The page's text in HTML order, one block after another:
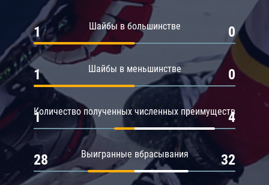
Шайбы в большинстве
1 0
Шайбы в меньшинстве
1 0
Количество полученных численных преимуществ
1 4
Выигранные вбрасывания
28 32